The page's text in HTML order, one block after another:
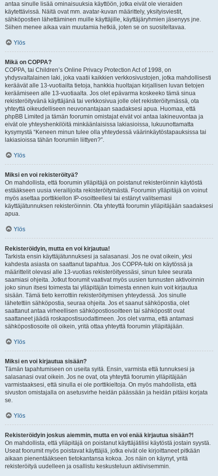
antaa sinulle lisää ominaisuuksia käyttöön, jotka eivät ole vieraiden
käytettävissä. Näitä ovat mm. avatar-kuvan määrittely, yksityisviestit,
sähköpostien lähettäminen muille käyttäjille, käyttäjäryhmien jäsenyys jne.
Siihen menee aikaa vain muutamia hetkiä, joten se on suositeltavaa.
Ylös
Mikä on COPPA?
COPPA, tai Children’s Online Privacy Protection Act of 1998, on
yhdysvaltalainen laki, joka vaatii kaikkien verkkosivustojen, jotka mahdollisesti
keräävät alle 13-vuotiailta tietoja, hankkia huoltajan kirjallisen luvan tietojen
keräämiseen alle 13-vuotiaalta. Jos olet epävarma koskeeko tämä sinua
rekisteröityvänä käyttäjänä tai verkkosivua jolle olet rekisteröitymässä, ota
yhteyttä oikeudelliseen neuvonantajaan saadaksesi apua. Huomaa, että
phpBB Limited ja tämän foorumin omistajat eivät voi antaa lakineuvontaa ja
eivät ole yhteyshenkilöitä minkäänlaisissa lakiasioissa, lukuunottamatta
kysymystä “Keneen minun tulee olla yhteydessä väärinkäytöstapauksissa tai
lakiasioissa tähän foorumiin liittyen?”.
Ylös
Miksi en voi rekisteröityä?
On mahdollista, että foorumin ylläpitäjä on poistanut rekisteröinnin käytöstä
estääkseen uusia vierailijoita rekisteröitymästä. Foorumin ylläpitäjä on voinut
myös asettaa porttikiellon IP-osoitteellesi tai estänyt valitsemasi
käyttäjätunnuksen rekisteröinnin. Ota yhteyttä foorumin ylläpitäjään saadaksesi
apua.
Ylös
Rekisteröidyin, mutta en voi kirjautua!
Tarkista ensin käyttäjätunnuksesi ja salasanasi. Jos ne ovat oikein, yksi
kahdesta asiasta on saattanut tapahtua. Jos COPPA-tuki on käytössä ja
määrittelit olevasi alle 13-vuotias rekisteröityessäsi, sinun tulee seurata
saamiasi ohjeita. Jotkut foorumit vaativat myös uusien tunnusten aktivoinnin
joko sinun itsesi toimesta tai ylläpitäjän toimesta ennen kuin voit kirjautua
sisään. Tämä tieto kerrottiin rekisteröitymisen yhteydessä. Jos sinulle
lähetettiin sähköpostia, seuraa ohjeita. Jos et saanut sähköpostia, olet
saattanut antaa virheellisen sähköpostiosoitteen tai sähköpostit ovat
saattaneet jäädä roskapostisuodattimeen. Jos olet varma, että antamasi
sähköpostiosoite oli oikein, yritä ottaa yhteyttä foorumin ylläpitäjään.
Ylös
Miksi en voi kirjautua sisään?
Tämän tapahtumiseen on useita syitä. Ensin, varmista että tunnuksesi ja
salasanasi ovat oikein. Jos ne ovat, ota yhteyttä foorumin ylläpitäjään
varmistaaksesi, että sinulla ei ole porttikieltoja. On myös mahdollista, että
sivuston omistajalla on asetusvirhe heidän päässään ja heidän pitäisi korjata
se.
Ylös
Rekisteröidyin joskus aiemmin, mutta en voi enää kirjautua sisään?!
On mahdollista, että ylläpitäjä on poistanut käyttäjätilisi käytöstä jostain syystä.
Useat foorumit myös poistavat käyttäjiä, jotka eivät ole kirjoittaneet pitkään
aikaan pienentääkseen tietokantansa kokoa. Jos näin on käynyt, yritä
rekisteröityä uudelleen ja osallistu keskusteluun aktiivisemmin.